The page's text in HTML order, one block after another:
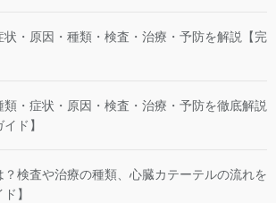
状・原因・種類・検査・治療・予防を解説【完
類・症状・原因・検査・治療・予防を徹底解説
ド】
？検査や治療の種類、心臓カテーテルの流れを
】